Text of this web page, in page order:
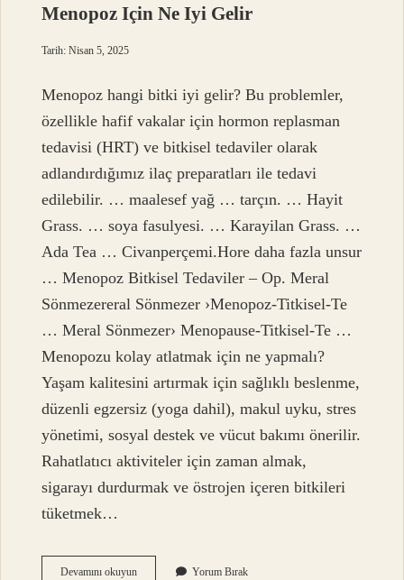
Menopoz Için Ne Iyi Gelir
Tarih: Nisan 5, 2025
Menopoz hangi bitki iyi gelir? Bu problemler,
özellikle hafif vakalar için hormon replasman
tedavisi (HRT) ve bitkisel tedaviler olarak
adlandırdığımız ilaç preparatları ile tedavi
edilebilir. … maalesef yağ … tarçın. … Hayit
Grass. … soya fasulyesi. … Karayilan Grass. …
Ada Tea … Civanperçemi.Hore daha fazla unsur
… Menopoz Bitkisel Tedaviler – Op. Meral
Sönmezereral Sönmezer ›Menopoz-Titkisel-Te
… Meral Sönmezer› Menopause-Titkisel-Te …
Menopozu kolay atlatmak için ne yapmalı?
Yaşam kalitesini artırmak için sağlıklı beslenme,
düzenli egzersiz (yoga dahil), makul uyku, stres
yönetimi, sosyal destek ve vücut bakımı önerilir.
Rahatlatıcı aktiviteler için zaman almak,
sigarayı durdurmak ve östrojen içeren bitkileri
tüketmek…
Devamını okuyunMenopoz
Yorum Bırak